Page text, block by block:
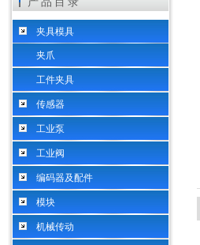
希而科工业控制设备（上海）有限公司
夹具模具
夹爪
工件夹具
传感器
工业泵
工业阀
编码器及配件
模块
机械传动